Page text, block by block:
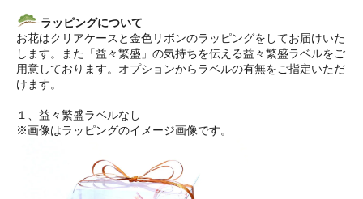
ラッピングについて
お花はクリアケースと金色リボンのラッピングをしてお届けいた
します。また「益々繁盛」の気持ちを伝える益々繁盛ラベルをご
用意しております。オプションからラベルの有無をご指定いただ
けます。
１、益々繁盛ラベルなし
※画像はラッピングのイメージ画像です。